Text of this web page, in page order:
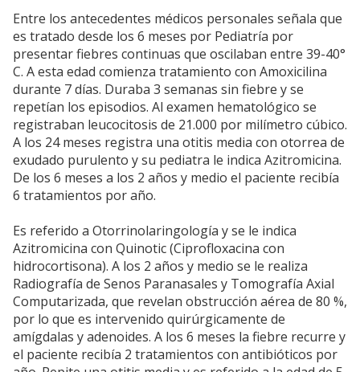
Entre los antecedentes médicos personales señala que
es tratado desde los 6 meses por Pediatría por
presentar fiebres continuas que oscilaban entre 39-40°
C. A esta edad comienza tratamiento con Amoxicilina
durante 7 días. Duraba 3 semanas sin fiebre y se
repetían los episodios. Al examen hematológico se
registraban leucocitosis de 21.000 por milímetro cúbico.
A los 24 meses registra una otitis media con otorrea de
exudado purulento y su pediatra le indica Azitromicina.
De los 6 meses a los 2 años y medio el paciente recibía
6 tratamientos por año.
Es referido a Otorrinolaringología y se le indica
Azitromicina con Quinotic (Ciprofloxacina con
hidrocortisona). A los 2 años y medio se le realiza
Radiografía de Senos Paranasales y Tomografía Axial
Computarizada, que revelan obstrucción aérea de 80 %,
por lo que es intervenido quirúrgicamente de
amígdalas y adenoides. A los 6 meses la fiebre recurre y
el paciente recibía 2 tratamientos con antibióticos por